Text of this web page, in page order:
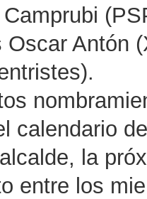
Antón
calendario
la
entre los